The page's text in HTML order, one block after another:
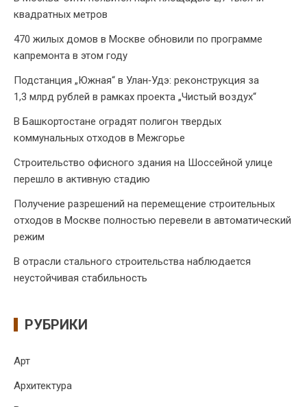
квадратных метров
470 жилых домов в Москве обновили по программе
капремонта в этом году
Подстанция „Южная“ в Улан‑Удэ: реконструкция за
1,3 млрд рублей в рамках проекта „Чистый воздух“
В Башкортостане оградят полигон твердых
коммунальных отходов в Межгорье
Строительство офисного здания на Шоссейной улице
перешло в активную стадию
Получение разрешений на перемещение строительных
отходов в Москве полностью перевели в автоматический
режим
В отрасли стального строительства наблюдается
неустойчивая стабильность
РУБРИКИ
Арт
Архитектура